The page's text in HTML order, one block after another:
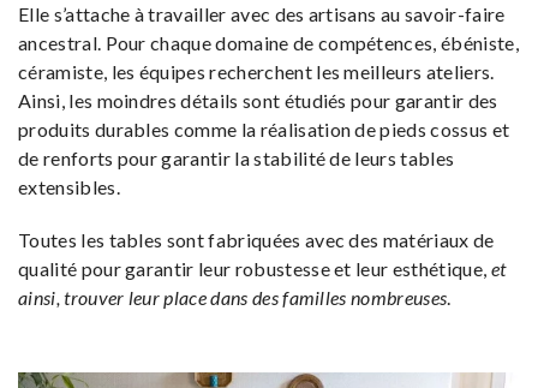
Elle s’attache à travailler avec des artisans au savoir-faire
ancestral. Pour chaque domaine de compétences, ébéniste,
céramiste, les équipes recherchent les meilleurs ateliers.
Ainsi, les moindres détails sont étudiés pour garantir des
produits durables comme la réalisation de pieds cossus et
de renforts pour garantir la stabilité de leurs tables
extensibles.
Toutes les tables sont fabriquées avec des matériaux de
qualité pour garantir leur robustesse et leur esthétique, et
ainsi, trouver leur place dans des familles nombreuses